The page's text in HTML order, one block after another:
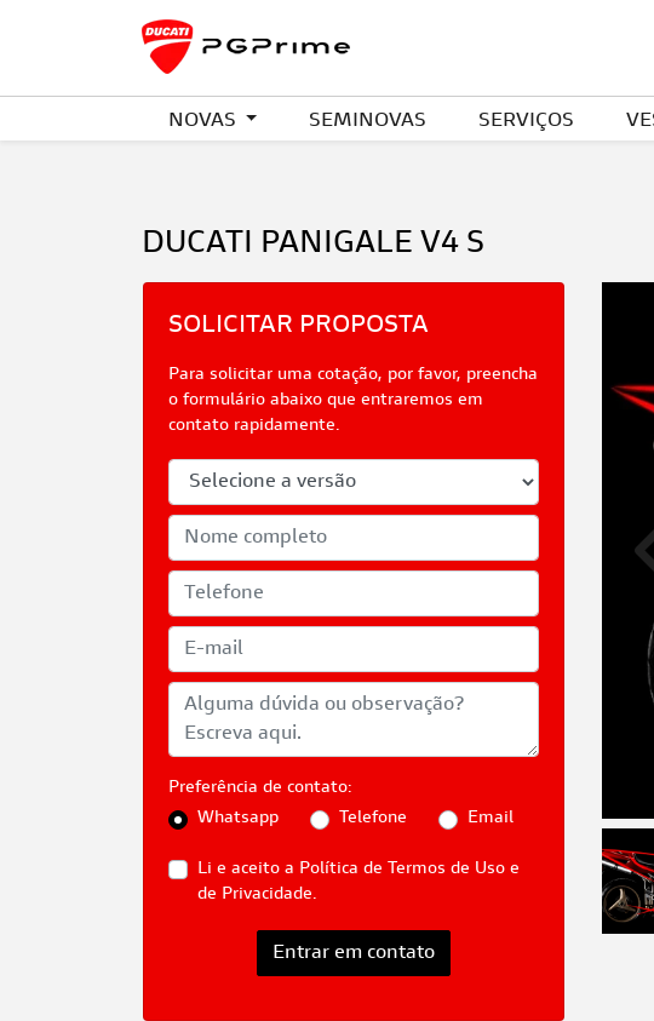
NOVAS SEMINOVAS SERVIÇOS
DUCATI PANIGALE V4 S
SOLICITAR PROPOSTA
Para solicitar uma cotação, por favor, preencha
o formulário abaixo que entraremos em
contato rapidamente.
Preferência de contato:
Whatsapp
Telefone Email
Li e aceito a Política de Termos de Uso e
de Privacidade.
Entrar em contato